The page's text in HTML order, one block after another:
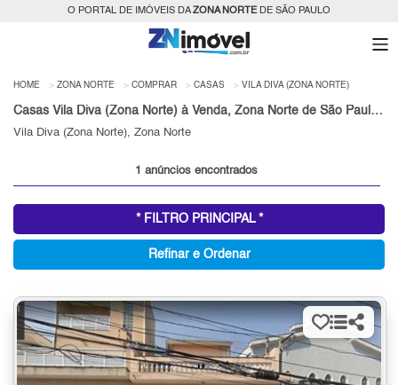
O PORTAL DE IMÓVEIS DAZONA NORTEDE SÃO PAULO
HOME ZONA NORTE COMPRAR CASAS VILA DIVA (ZONA NORTE)
Casas Vila Diva (Zona Norte) à Venda, Zona Norte de São Paulo, SP
Vila Diva (Zona Norte), Zona Norte
1 anúncios encontrados
* FILTRO PRINCIPAL *
Refinar e Ordenar